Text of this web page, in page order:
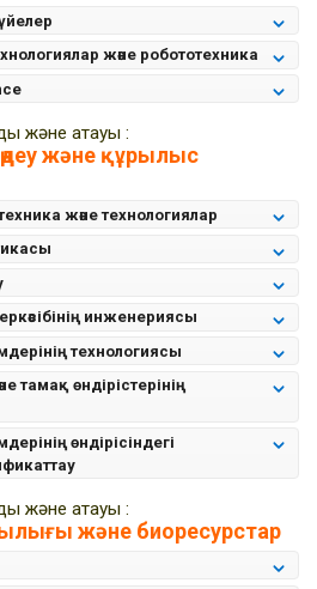
және робототехника
және атауы :
және құрылыс
және технологиялар
инженериясы
технологиясы
тамақ өндірістерінің
өндірісіндегі
және атауы :
және биоресурстар